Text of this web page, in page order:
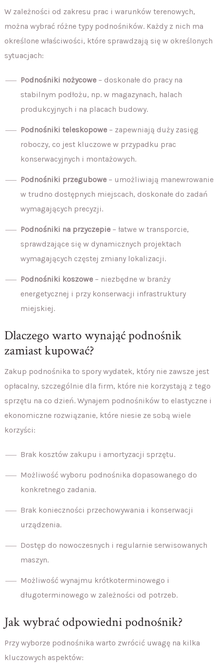
W zależności od zakresu prac i warunków terenowych,
można wybrać różne typy podnośników. Każdy z nich ma
określone właściwości, które sprawdzają się w określonych
sytuacjach:
Podnośniki nożycowe– doskonałe do pracy na
stabilnym podłożu, np. w magazynach, halach
produkcyjnych i na placach budowy.
Podnośniki teleskopowe– zapewniają duży zasięg
roboczy, co jest kluczowe w przypadku prac
konserwacyjnych i montażowych.
Podnośniki przegubowe– umożliwiają manewrowanie
w trudno dostępnych miejscach, doskonałe do zadań
wymagających precyzji.
Podnośniki na przyczepie– łatwe w transporcie,
sprawdzające się w dynamicznych projektach
wymagających częstej zmiany lokalizacji.
Podnośniki koszowe– niezbędne w branży
energetycznej i przy konserwacji infrastruktury
miejskiej.
Dlaczego warto wynająć podnośnik
zamiast kupować?
Zakup podnośnika to spory wydatek, który nie zawsze jest
opłacalny, szczególnie dla firm, które nie korzystają z tego
sprzętu na co dzień. Wynajem podnośników to elastyczne i
ekonomiczne rozwiązanie, które niesie ze sobą wiele
korzyści:
Brak kosztów zakupu i amortyzacji sprzętu.
Możliwość wyboru podnośnika dopasowanego do
konkretnego zadania.
Brak konieczności przechowywania i konserwacji
urządzenia.
Dostęp do nowoczesnych i regularnie serwisowanych
maszyn.
Możliwość wynajmu krótkoterminowego i
długoterminowego w zależności od potrzeb.
Jak wybrać odpowiedni podnośnik?
Przy wyborze podnośnika warto zwrócić uwagę na kilka
kluczowych aspektów: